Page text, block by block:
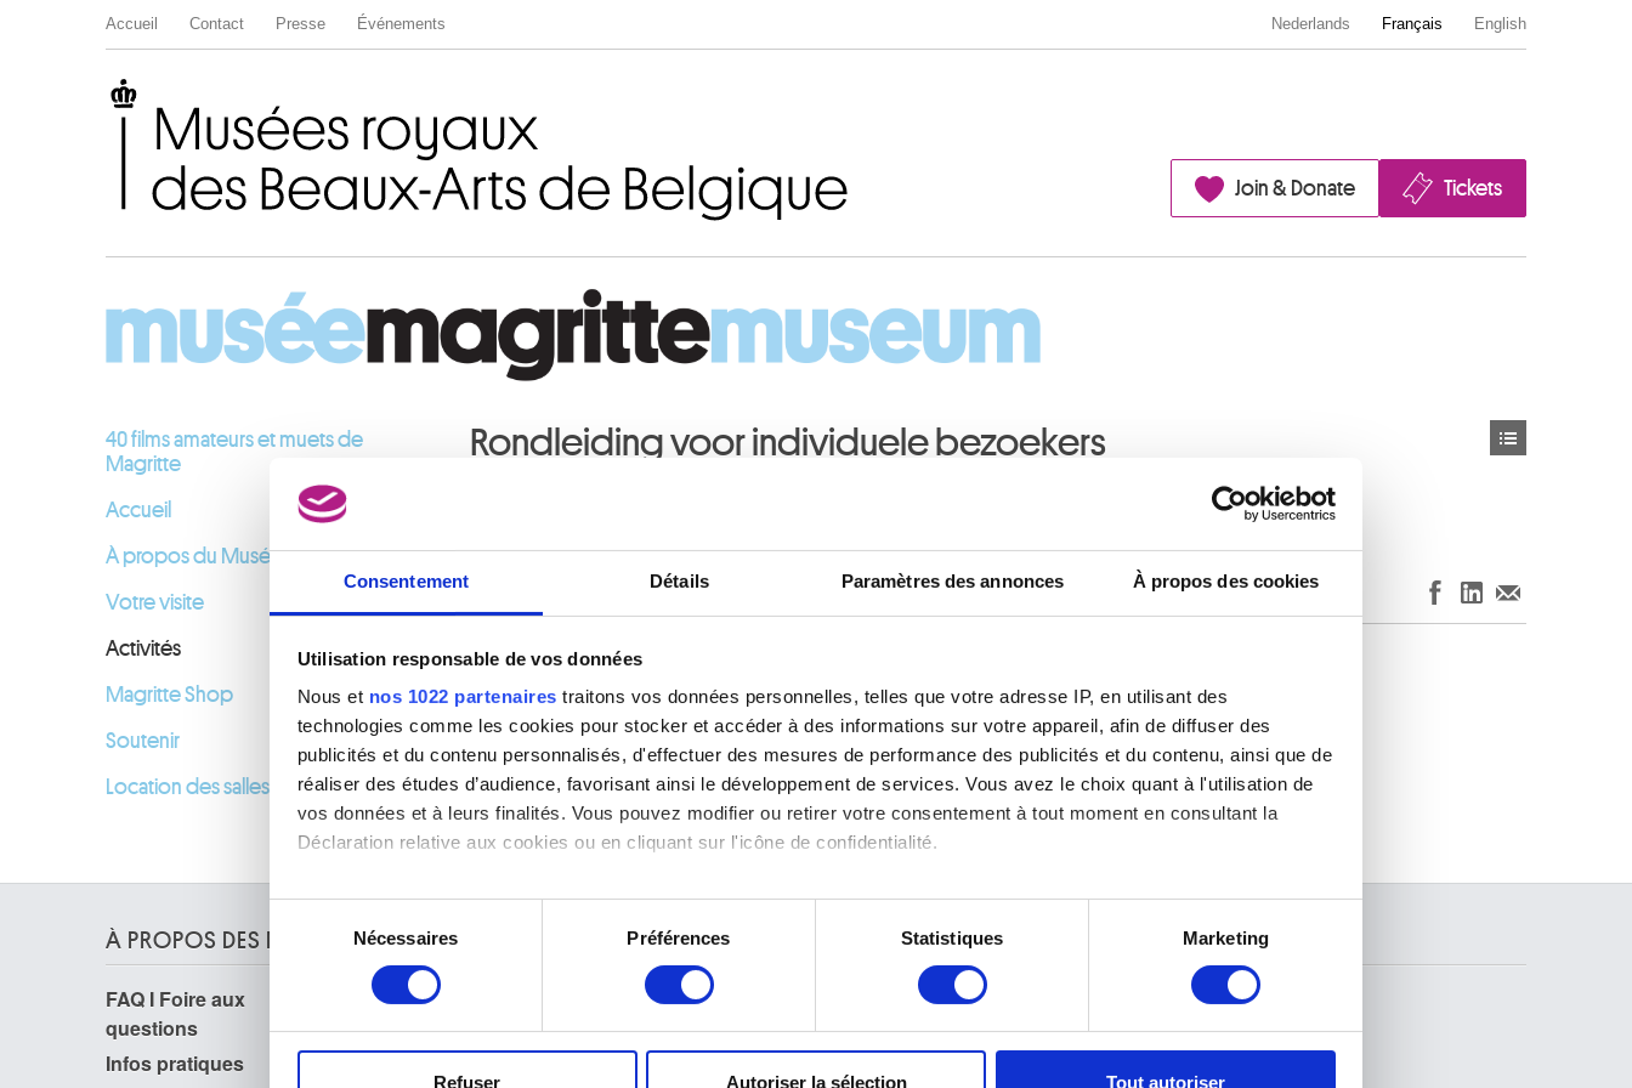
Consentement Détails Paramètres des annonces À propos des cookies
Utilisation responsable de vos données
Nous et nos 1022 partenaires traitons vos données personnelles, telles que votre adresse IP, en utilisant des
technologies comme les cookies pour stocker et accéder à des informations sur votre appareil, afin de diffuser des
publicités et du contenu personnalisés, d'effectuer des mesures de performance des publicités et du contenu, ainsi que de
réaliser des études d’audience, favorisant ainsi le développement de services. Vous avez le choix quant à l'utilisation de
vos données et à leurs finalités. Vous pouvez modifier ou retirer votre consentement à tout moment en consultant la
Déclaration relative aux cookies ou en cliquant sur l'icône de confidentialité.
Si vous le permettez, nous aimerions également :
Collecter des informations sur votre localisation géographique qui peuvent être précises à plusieurs mètres près
digitales).
consentement
Nécessaires Préférences Statistiques Marketing
Refuser Autoriser la sélection Tout autoriser
Accueil Contact Presse Événements Nederlands Français English
Join & Donate Tickets
40 films amateurs et muets de
Magritte
Accueil
À propos du Musée
Votre visite
Activités
Magritte Shop
Soutenir
Location des salles
Rondleiding voor individuele bezoekers
Pour plus d’informations, merci de consulter la page en
néerlandais.
À PROPOS DES MUSÉES
FAQ I Foire aux
questions
Infos pratiques
Recherche
La bibliothèque
Publications
Service photographique
LOCALISATION DES MUSÉES
Musée Magritte Museum
Musée Old Masters Museum
RECHERCHER